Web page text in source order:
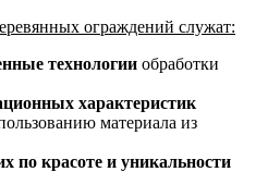
ограждений служат:
технологии обработки
характеристик
материала из
по красоте и уникальности